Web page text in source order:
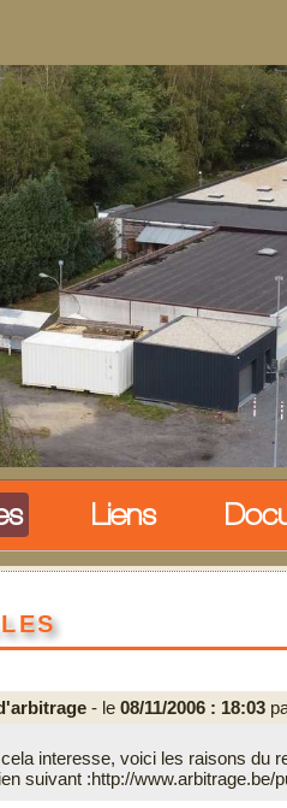
Liens
- le 08/11/2006 : 18:03
interesse, voici les raisons du
suivant :http://www.arbitrage.be/